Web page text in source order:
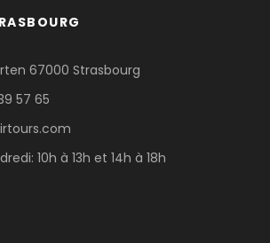
67000 Strasbourg
57 65
10h à 13h et 14h à 18h